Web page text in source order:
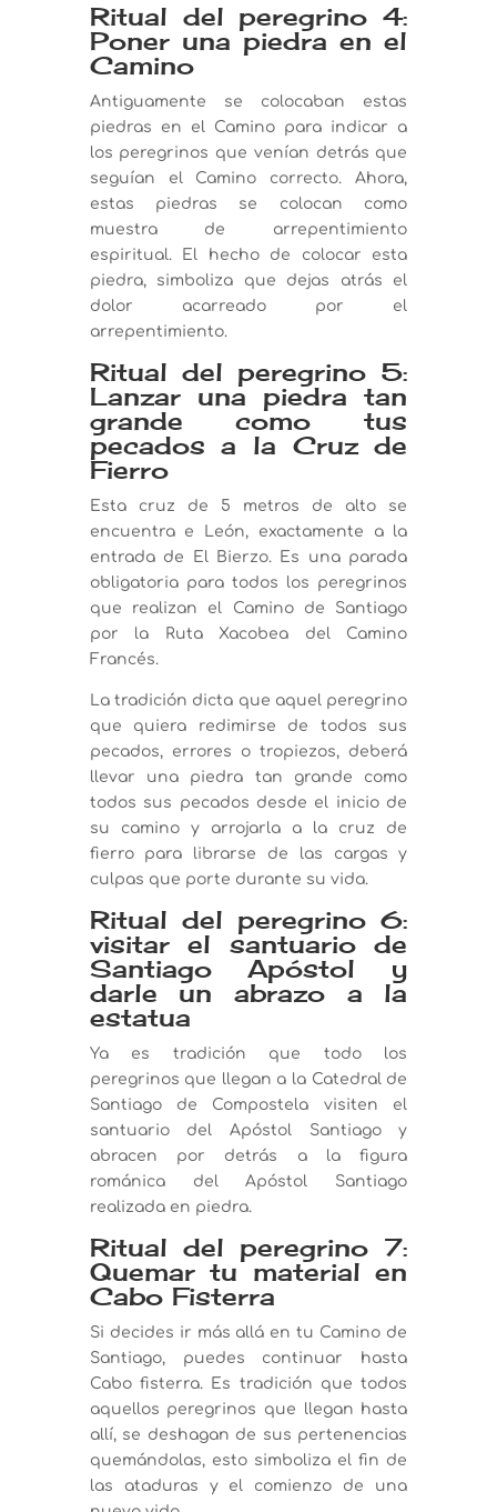
Ritual del peregrino 4:
Poner una piedra en el
Camino
Antiguamente se colocaban estas
piedras en el Camino para indicar a
los peregrinos que venían detrás que
seguían el Camino correcto. Ahora,
estas piedras se colocan como
muestra de arrepentimiento
espiritual. El hecho de colocar esta
piedra, simboliza que dejas atrás el
dolor acarreado por el
arrepentimiento.
Ritual del peregrino 5:
Lanzar una piedra tan
grande como tus
pecados a la Cruz de
Fierro
Esta cruz de 5 metros de alto se
encuentra e León, exactamente a la
entrada de El Bierzo. Es una parada
obligatoria para todos los peregrinos
que realizan el Camino de Santiago
por la Ruta Xacobea del Camino
Francés.
La tradición dicta que aquel peregrino
que quiera redimirse de todos sus
pecados, errores o tropiezos, deberá
llevar una piedra tan grande como
todos sus pecados desde el inicio de
su camino y arrojarla a la cruz de
fierro para librarse de las cargas y
culpas que porte durante su vida.
Ritual del peregrino 6:
visitar el santuario de
Santiago Apóstol y
darle un abrazo a la
estatua
Ya es tradición que todo los
peregrinos que llegan a la Catedral de
Santiago de Compostela visiten el
santuario del Apóstol Santiago y
abracen por detrás a la figura
románica del Apóstol Santiago
realizada en piedra.
Ritual del peregrino 7:
Quemar tu material en
Cabo Fisterra
Si decides ir más allá en tu Camino de
Santiago, puedes continuar hasta
Cabo fisterra. Es tradición que todos
aquellos peregrinos que llegan hasta
allí, se deshagan de sus pertenencias
quemándolas, esto simboliza el fin de
las ataduras y el comienzo de una